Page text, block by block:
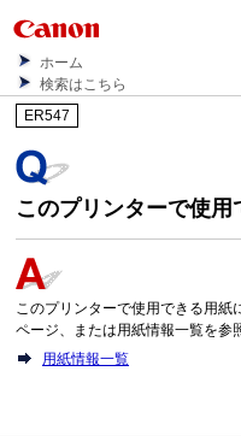
ホーム
検索はこちら
ER547
このプリンターで使
このプリンターで使用できる用紙
ページ、または用紙情報一覧を参
用紙情報一覧